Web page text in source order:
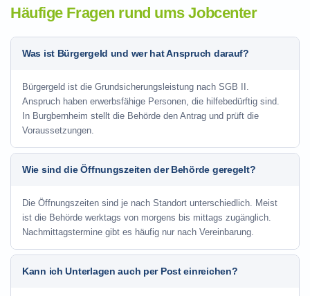
Häufige Fragen rund ums Jobcenter
Was ist Bürgergeld und wer hat Anspruch darauf?
Bürgergeld ist die Grundsicherungsleistung nach SGB II.
Anspruch haben erwerbsfähige Personen, die hilfebedürftig sind.
In Burgbernheim stellt die Behörde den Antrag und prüft die
Voraussetzungen.
Wie sind die Öffnungszeiten der Behörde geregelt?
Die Öffnungszeiten sind je nach Standort unterschiedlich. Meist
ist die Behörde werktags von morgens bis mittags zugänglich.
Nachmittagstermine gibt es häufig nur nach Vereinbarung.
Kann ich Unterlagen auch per Post einreichen?